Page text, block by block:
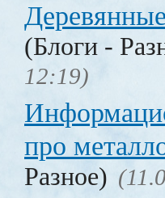
(Блоги -
12:19)
про
Разное)